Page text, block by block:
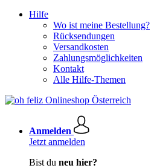
Hilfe
Wo ist meine Bestellung?
Rücksendungen
Versandkosten
Zahlungsmöglichkeiten
Kontakt
Alle Hilfe-Themen
Anmelden
Jetzt anmelden
Bist du neu hier?